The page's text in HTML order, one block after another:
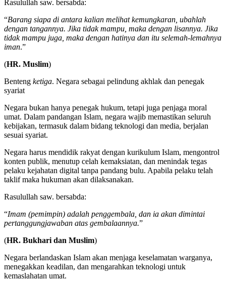
Rasulullah saw. bersabda:
“Barang siapa di antara kalian melihat kemungkaran, ubahlah
dengan tangannya. Jika tidak mampu, maka dengan lisannya. Jika
tidak mampu juga, maka dengan hatinya dan itu selemah-lemahnya
iman.”
(HR. Muslim)
Benteng ketiga. Negara sebagai pelindung akhlak dan penegak
syariat
Negara bukan hanya penegak hukum, tetapi juga penjaga moral
umat. Dalam pandangan Islam, negara wajib memastikan seluruh
kebijakan, termasuk dalam bidang teknologi dan media, berjalan
sesuai syariat.
Negara harus mendidik rakyat dengan kurikulum Islam, mengontrol
konten publik, menutup celah kemaksiatan, dan menindak tegas
pelaku kejahatan digital tanpa pandang bulu. Apabila pelaku telah
taklif maka hukuman akan dilaksanakan.
Rasulullah saw. bersabda:
“Imam (pemimpin) adalah penggembala, dan ia akan dimintai
pertanggungjawaban atas gembalaannya.”
(HR. Bukhari dan Muslim)
Negara berlandaskan Islam akan menjaga keselamatan warganya,
menegakkan keadilan, dan mengarahkan teknologi untuk
kemaslahatan umat.